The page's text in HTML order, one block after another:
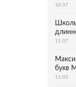
10:37
11:07
букв
11:03